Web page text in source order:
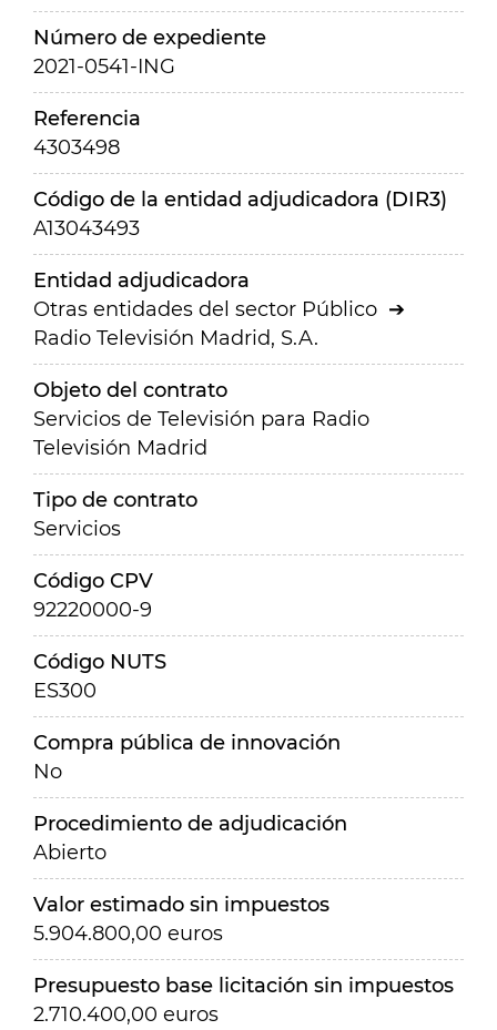
Número de expediente
2021-0541-ING
Referencia
4303498
Código de la entidad adjudicadora (DIR3)
A13043493
Entidad adjudicadora
Otras entidades del sector Público
Radio Televisión Madrid, S.A.
Objeto del contrato
Servicios de Televisión para Radio
Televisión Madrid
Tipo de contrato
Servicios
Código CPV
92220000-9
Código NUTS
ES300
Compra pública de innovación
No
Procedimiento de adjudicación
Abierto
Valor estimado sin impuestos
5.904.800,00 euros
Presupuesto base licitación sin impuestos
2.710.400,00 euros